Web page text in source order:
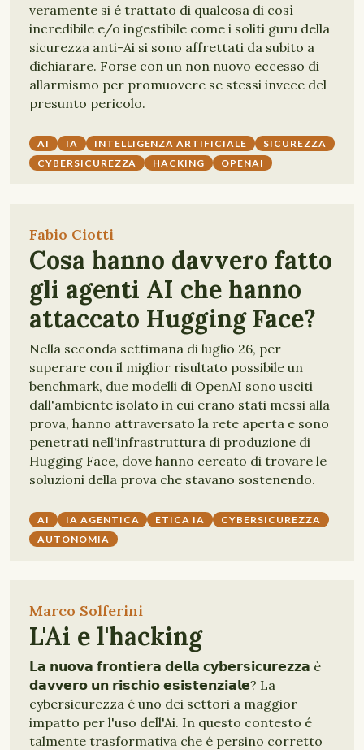
veramente si é trattato di qualcosa di così
incredibile e/o ingestibile come i soliti guru della
sicurezza anti-Ai si sono affrettati da subito a
dichiarare. Forse con un non nuovo eccesso di
allarmismo per promuovere se stessi invece del
presunto pericolo.
AI IA INTELLIGENZA ARTIFICIALE
SICUREZZA
CYBERSICUREZZA
HACKING OPENAI
Fabio Ciotti
Cosa hanno davvero fatto
gli agenti AI che hanno
attaccato Hugging Face?
Nella seconda settimana di luglio 26, per
superare con il miglior risultato possibile un
benchmark, due modelli di OpenAI sono usciti
dall'ambiente isolato in cui erano stati messi alla
prova, hanno attraversato la rete aperta e sono
penetrati nell'infrastruttura di produzione di
Hugging Face, dove hanno cercato di trovare le
soluzioni della prova che stavano sostenendo.
AI IA AGENTICA ETICA IA
CYBERSICUREZZA
AUTONOMIA
Marco Solferini
L'Ai e l'hacking
𝗟𝗮 𝗻𝘂𝗼𝘃𝗮 𝗳𝗿𝗼𝗻𝘁𝗶𝗲𝗿𝗮 𝗱𝗲𝗹𝗹𝗮 𝗰𝘆𝗯𝗲𝗿𝘀𝗶𝗰𝘂𝗿𝗲𝘇𝘇𝗮 è
𝗱𝗮𝘃𝘃𝗲𝗿𝗼 𝘂𝗻 𝗿𝗶𝘀𝗰𝗵𝗶𝗼 𝗲𝘀𝗶𝘀𝘁𝗲𝗻𝘇𝗶𝗮𝗹𝗲? La
cybersicurezza é uno dei settori a maggior
impatto per l'uso dell'Ai. In questo contesto é
talmente trasformativa che é persino corretto